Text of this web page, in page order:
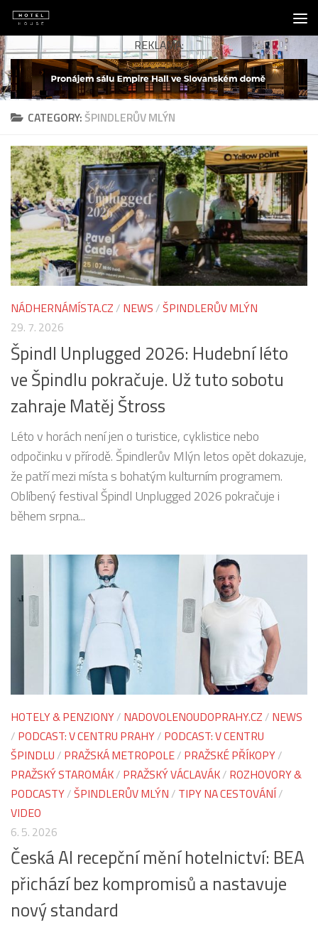
Skip to content
REKLAMA:
CATEGORY: ŠPINDLERŮV MLÝN
NÁDHERNÁMÍSTA.CZ / NEWS /ŠPINDLERŮV MLÝN
29. 7. 2026
Špindl Unplugged 2026: Hudební léto
ve Špindlu pokračuje. Už tuto sobotu
zahraje Matěj Štross
Léto v horách není jen o turistice, cyklistice nebo
odpočinku v přírodě. Špindlerův Mlýn letos opět dokazuje,
že patří mezi místa s bohatým kulturním programem.
Oblíbený festival Špindl Unplugged 2026 pokračuje i
během srpna...
HOTELY & PENZIONY/ NADOVOLENOUDOPRAHY.CZ / NEWS
/ PODCAST: V CENTRU PRAHY/ PODCAST: V CENTRU
ŠPINDLU / PRAŽSKÁ METROPOLE/ PRAŽSKÉ PŘÍKOPY/
PRAŽSKÝ STAROMÁK/ PRAŽSKÝ VÁCLAVÁK/ ROZHOVORY &
PODCASTY/ŠPINDLERŮV MLÝN / TIPY NA CESTOVÁNÍ/
VIDEO
6. 5. 2026
Česká AI recepční mění hotelnictví: BEA
přichází bez kompromisů a nastavuje
nový standard